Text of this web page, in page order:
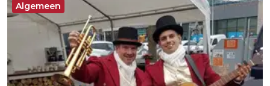
Algemeen